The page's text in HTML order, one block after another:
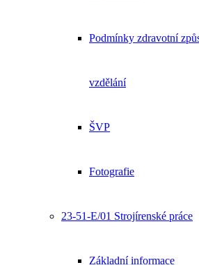
Podmínky zdravotní
vzdělání
ŠVP
Fotografie
23-51-E/01 Strojírenské práce
Základní informace